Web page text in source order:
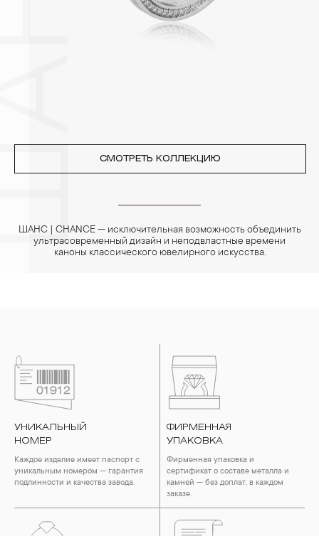
позолоченные изделия. Также высокую влажность плохо
переносят жемчуг, бирюза, малахит и янтарь.
СМОТРЕТЬ КОЛЛЕКЦИЮ
ШАНС | CHANCE — исключительная возможность объединить
ультрасовременный дизайн и неподвластные времени
каноны классического ювелирного искусства.
УНИКАЛЬНЫЙ
НОМЕР
Каждое изделие имеет паспорт с
уникальным номером — гарантия
подлинности и качества завода.
ФИРМЕННАЯ
УПАКОВКА
Фирменная упаковка и
сертификат о составе металла и
камней — без доплат, в каждом
заказе.